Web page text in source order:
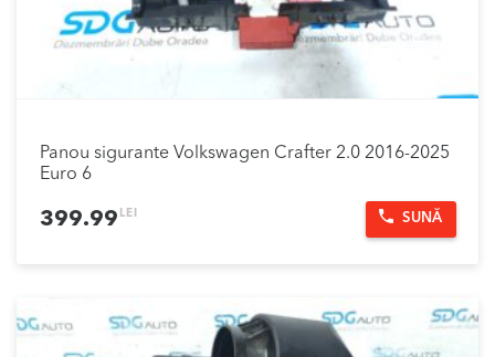
Panou sigurante Volkswagen Crafter 2.0 2016-2025
Euro 6
399.99 LEI SUNĂ